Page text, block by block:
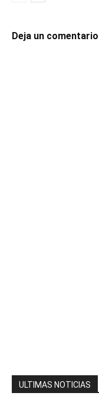
Deja un comentario
ULTIMAS NOTICIAS